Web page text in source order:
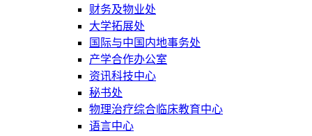
财务及物业处
大学拓展处
国际与中国内地事务处
产学合作办公室
资讯科技中心
秘书处
物理治疗综合临床教育中心
语言中心